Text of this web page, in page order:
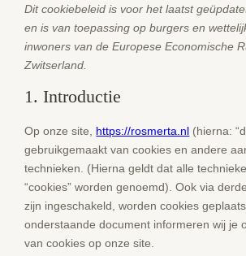
Dit cookiebeleid is voor het laatst
en is van toepassing op burgers en
inwoners van de Europese Economische
Zwitserland.
1. Introductie
Op onze site, https://rosmerta.nl (hierna:
gebruikgemaakt van cookies en andere
technieken. (Hierna geldt dat alle
“cookies” worden genoemd). Ook via
zijn ingeschakeld, worden cookies
onderstaande document informeren wij je
van cookies op onze site.